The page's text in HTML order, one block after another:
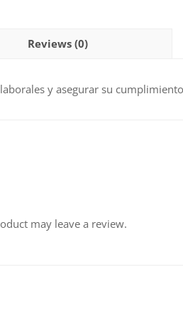
Reviews (0)
y asegurar su
may leave a review.